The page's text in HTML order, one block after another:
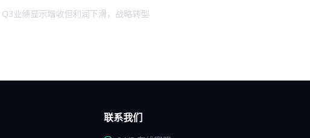
业绩显示增收但利润下滑，战略转型
联系我们